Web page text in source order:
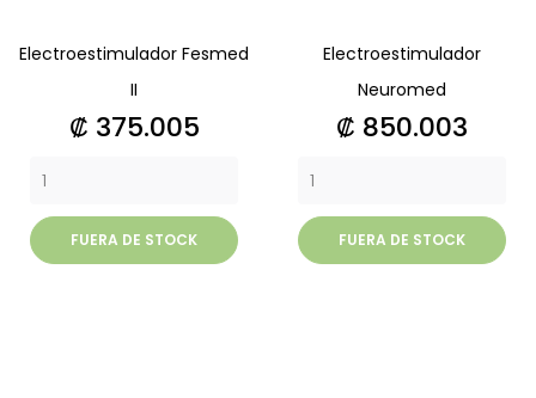
Electroestimulador Fesmed
II
Precio
₡ 375.005
FUERA DE STOCK
Electroestimulador
Neuromed
Precio
₡ 850.003
FUERA DE STOCK